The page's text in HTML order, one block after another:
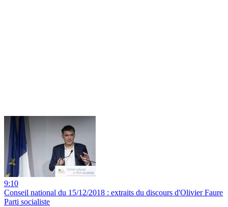
9:10
Conseil national du 15/12/2018 : extraits du discours d'Olivier Faure
Parti socialiste